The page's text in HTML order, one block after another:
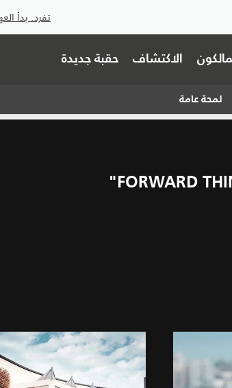
تفرد. بدأ
الاكتشاف حقبة جديدة
لمحة عامة